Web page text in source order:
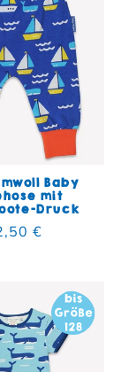
Baby
mit
Druck
Preis
€